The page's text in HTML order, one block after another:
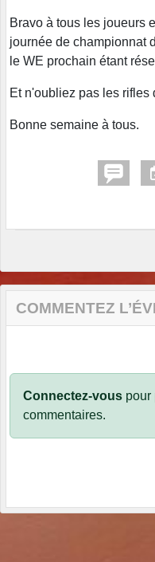
Bravo à tous les joueurs
journée de championnat
le WE prochain étant
Et n'oubliez pas les rifles
Bonne semaine à tous.
COMMENTEZ
Connectez-vous pour
commentaires.